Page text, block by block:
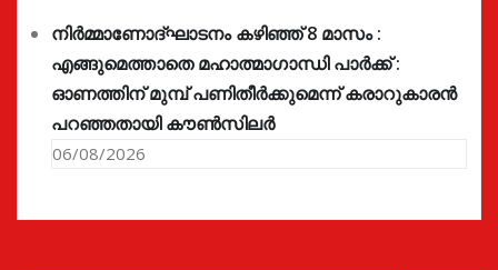
നിർമ്മാണോദ്ഘാടനം കഴിഞ്ഞ് 8 മാസം :
എങ്ങുമെത്താതെ മഹാത്മാഗാന്ധി പാർക്ക് :
ഓണത്തിന് മുമ്പ് പണിതീർക്കുമെന്ന് കരാറുകാരൻ
പറഞ്ഞതായി കൗൺസിലർ
06/08/2026